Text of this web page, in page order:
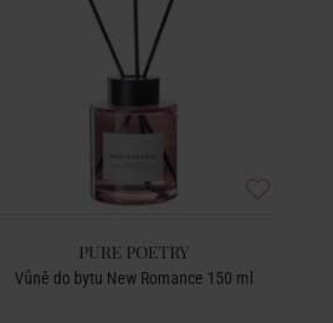
PURE POETRY
Vůně do bytu New Romance 150 ml